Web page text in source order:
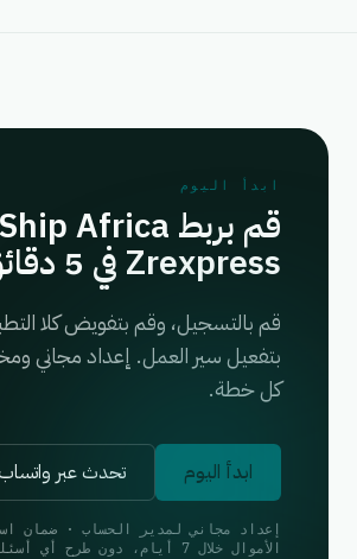
ابدأ اليوم
Zrexpress في 5 دقائق.
قم بالتسجيل، وقم بتفويض كلا
بتفعيل سير العمل. إعداد
كل خطة.
ابدأ اليوم تحدث عبر
إعداد مجاني لمدير الحساب · ضمان
الأموال خلال 7 أيام، دون طرح أي أسئلة